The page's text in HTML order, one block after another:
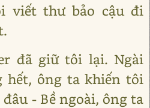
viết thư bảo cậu đi
đã giữ tôi lại. Ngài
hết, ông ta khiến tôi
- Bề ngoài, ông ta